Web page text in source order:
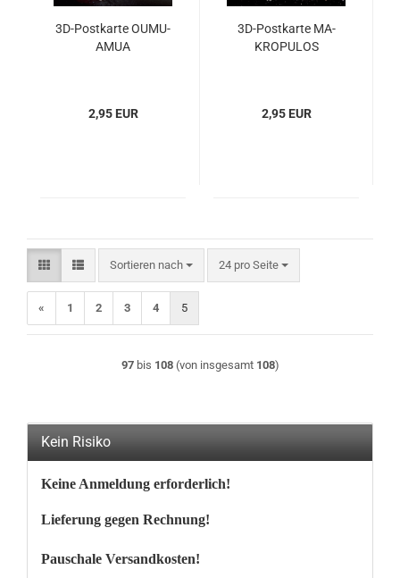
3D-​Post­kar­te OU­MU­
A­MUA
2,95 EUR
3D-​Post­kar­te MA­
KRO­PU­LOS
2,95 EUR
Sortieren nach
Sortieren nach 24 pro Seite
pro Seite
« 1 2 3 4 5
97bis 108(von insgesamt 108)
Kein Risiko
Keine Anmeldung erforderlich!
Lieferung gegen Rechnung!
Pauschale Versandkosten!